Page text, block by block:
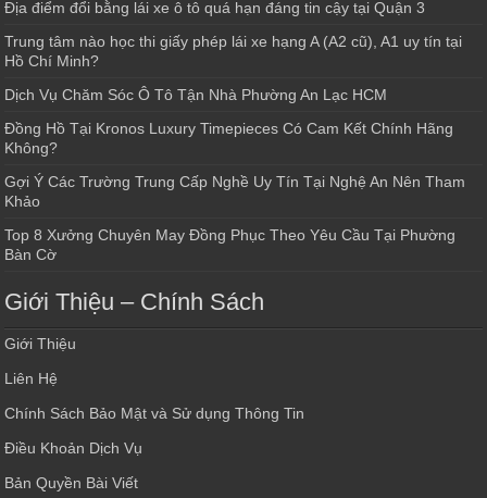
Địa điểm đổi bằng lái xe ô tô quá hạn đáng tin cậy tại Quận 3
Trung tâm nào học thi giấy phép lái xe hạng A (A2 cũ), A1 uy tín tại
Hồ Chí Minh?
Dịch Vụ Chăm Sóc Ô Tô Tận Nhà Phường An Lạc HCM
Đồng Hồ Tại Kronos Luxury Timepieces Có Cam Kết Chính Hãng
Không?
Gợi Ý Các Trường Trung Cấp Nghề Uy Tín Tại Nghệ An Nên Tham
Khảo
Top 8 Xưởng Chuyên May Đồng Phục Theo Yêu Cầu Tại Phường
Bàn Cờ
Giới Thiệu – Chính Sách
Giới Thiệu
Liên Hệ
Chính Sách Bảo Mật và Sử dụng Thông Tin
Điều Khoản Dịch Vụ
Bản Quyền Bài Viết